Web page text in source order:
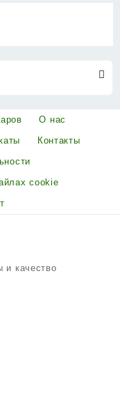
О нас
Контакты
cookie
и качество